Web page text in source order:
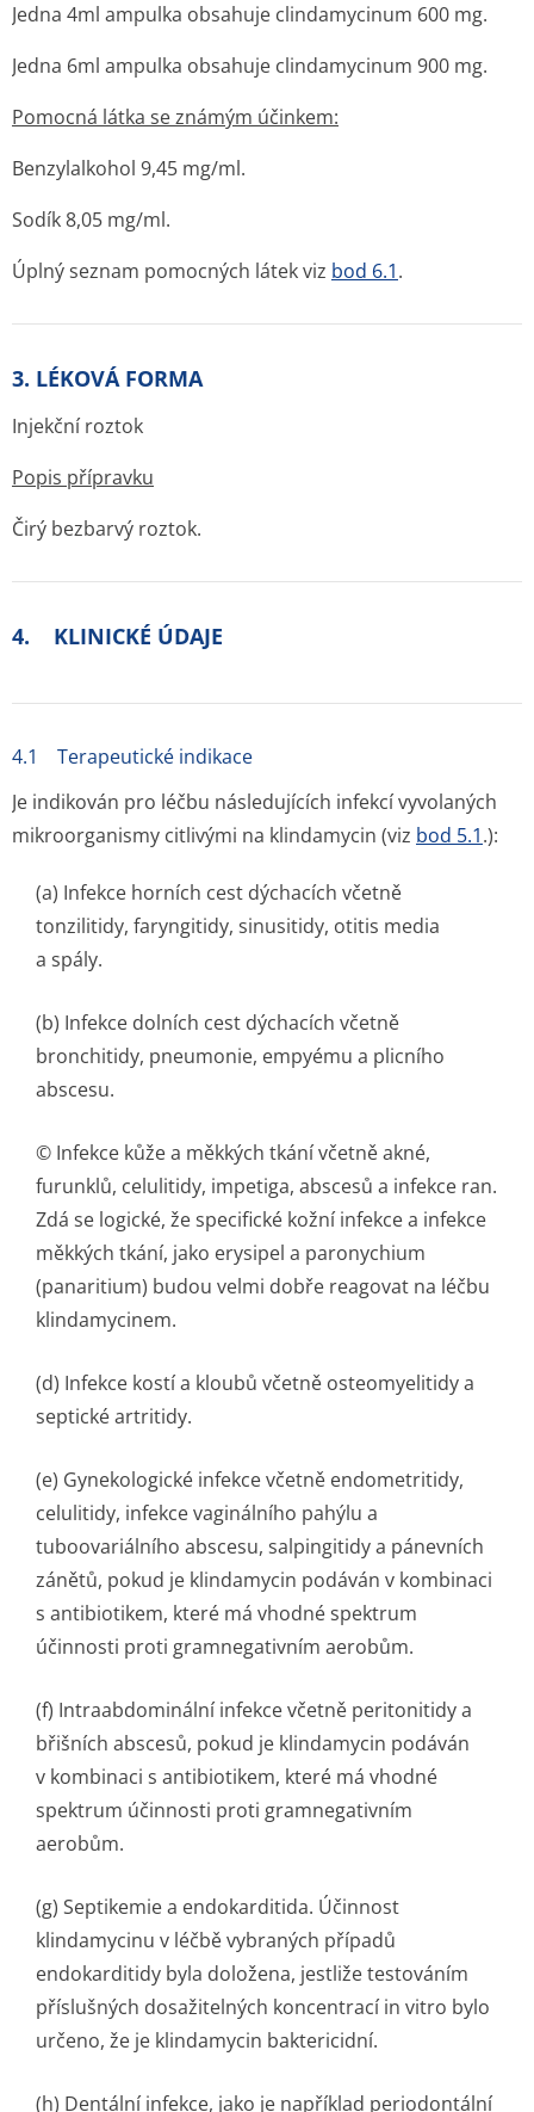
Jedna 4ml ampulka obsahuje clindamycinum 600 mg.
Jedna 6ml ampulka obsahuje clindamycinum 900 mg.
Pomocná látka se známým účinkem:
Benzylalkohol 9,45 mg/ml.
Sodík 8,05 mg/ml.
Úplný seznam pomocných látek viz bod 6.1.
3. LÉKOVÁ FORMA
Injekční roztok
Popis přípravku
Čirý bezbarvý roztok.
4. KLINICKÉ ÚDAJE
4.1 Terapeutické indikace
Je indikován pro léčbu následujících infekcí vyvolaných
mikroorganismy citlivými na klindamycin (viz bod 5.1.):
(a) Infekce horních cest dýchacích včetně
tonzilitidy, faryngitidy, sinusitidy, otitis media
a spály.
(b) Infekce dolních cest dýchacích včetně
bronchitidy, pneumonie, empyému a plicního
abscesu.
© Infekce kůže a měkkých tkání včetně akné,
furunklů, celulitidy, impetiga, abscesů a infekce ran.
Zdá se logické, že specifické kožní infekce a infekce
měkkých tkání, jako erysipel a paronychium
(panaritium) budou velmi dobře reagovat na léčbu
klindamycinem.
(d) Infekce kostí a kloubů včetně osteomyelitidy a
septické artritidy.
(e) Gynekologické infekce včetně endometritidy,
celulitidy, infekce vaginálního pahýlu a
tuboovariálního abscesu, salpingitidy a pánevních
zánětů, pokud je klindamycin podáván v kombinaci
s antibiotikem, které má vhodné spektrum
účinnosti proti gramnegativním aerobům.
(f) Intraabdominální infekce včetně peritonitidy a
břišních abscesů, pokud je klindamycin podáván
v kombinaci s antibiotikem, které má vhodné
spektrum účinnosti proti gramnegativním
aerobům.
(g) Septikemie a endokarditida. Účinnost
klindamycinu v léčbě vybraných případů
endokarditidy byla doložena, jestliže testováním
příslušných dosažitelných koncentrací in vitro bylo
určeno, že je klindamycin baktericidní.
(h) Dentální infekce, jako je například periodontální